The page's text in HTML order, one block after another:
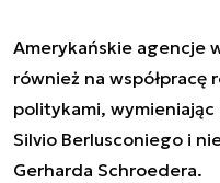
Amerykańskie agencje
również na współpracę
politykami, wymieniając
Silvio Berlusconiego i
Gerharda Schroedera.